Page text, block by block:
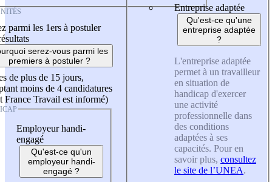
parmi les 1ers à postuler
serez-vous parmi les
premiers à postuler ?
de plus de 15 jours,
moins de 4 candidatures
France Travail est informé)
Employeur handi-
engagé
Qu'est-ce qu'un
employeur handi-
engagé ?
Entreprise adaptée
Qu'est-ce qu'une
entreprise adaptée
?
L'entreprise adaptée
permet à un travailleur
en situation de
handicap d'exercer
une activité
professionnelle dans
des conditions
adaptées à ses
capacités. Pour en
savoir plus, consultez
le site de l’UNEA.